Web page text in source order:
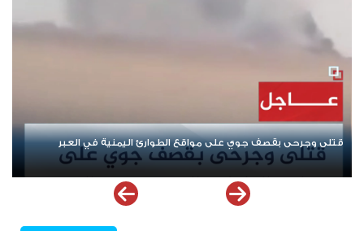
إيران ومحورها.. من "نصرة فلسطين" إلى إشعال أزمات المنطقة